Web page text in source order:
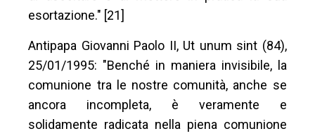
esortazione." [21]
Antipapa Giovanni Paolo II, Ut unum sint (84),
25/01/1995: "Benché in maniera invisibile, la
comunione tra le nostre comunità, anche se
ancora incompleta, è veramente e
solidamente radicata nella piena comunione